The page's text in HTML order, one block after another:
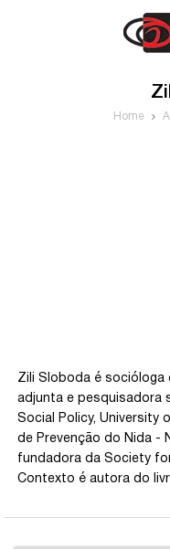
Home
Zili Sloboda é socióloga
adjunta e pesquisadora
Social Policy, University
de Prevenção do Nida -
fundadora da Society
Contexto é autora do